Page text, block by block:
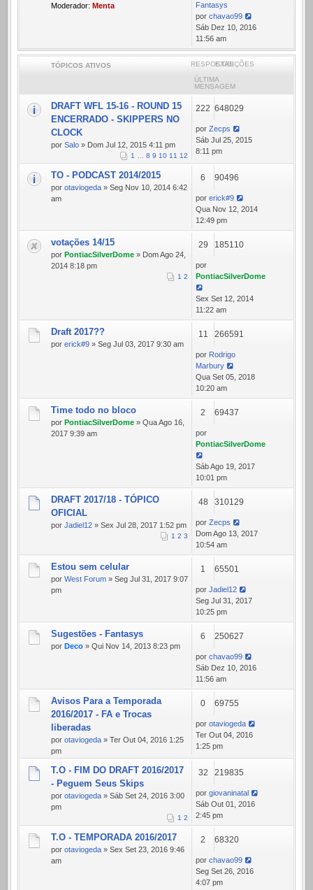
Moderador: Menta
Fantasys
por chavao99
Ver
última
mensagem
Sáb Dez 10, 2016
11:56 am
TÓPICOS ATIVOS RESPOSTASEXIBIÇÕES
ÚLTIMA
MENSAGEM
DRAFT WFL 15-16 - ROUND 15
ENCERRADO - SKIPPERS NO
CLOCK
por Salo » Dom Jul 12, 2015 4:11 pm
1 8 9 10 11 12
222 648029
por Zecps
Sáb Jul 25, 2015
8:11 pm
TO - PODCAST 2014/2015
por otaviogeda » Seg Nov 10, 2014 6:42
am
6 90496
por erick#9
Qua Nov 12, 2014
12:49 pm
votações 14/15
por PontiacSilverDome » Dom Ago 24,
2014 8:18 pm
1 2
29 185110
por
PontiacSilverDome
Sex Set 12, 2014
11:22 am
Draft 2017??
por erick#9 » Seg Jul 03, 2017 9:30 am
11 266591
por Rodrigo
Marbury
Qua Set 05, 2018
10:20 am
Time todo no bloco
por PontiacSilverDome » Qua Ago 16,
2017 9:39 am
2 69437
por
PontiacSilverDome
Sáb Ago 19, 2017
10:01 pm
DRAFT 2017/18 - TÓPICO
OFICIAL
por Jadiel12 » Sex Jul 28, 2017 1:52 pm
1 2 3
48 310129
por Zecps
Dom Ago 13, 2017
10:54 am
Estou sem celular
por West Forum » Seg Jul 31, 2017 9:07
pm
1 65501
por Jadiel12
Seg Jul 31, 2017
10:25 pm
Sugestões - Fantasys
por Deco » Qui Nov 14, 2013 8:23 pm
6 250627
por chavao99
Sáb Dez 10, 2016
11:56 am
Avisos Para a Temporada
2016/2017 - FA e Trocas
liberadas
por otaviogeda » Ter Out 04, 2016 1:25
pm
0 69755
por otaviogeda
Ter Out 04, 2016
1:25 pm
T.O - FIM DO DRAFT 2016/2017
- Peguem Seus Skips
por otaviogeda » Sáb Set 24, 2016 3:00
pm
1 2
32 219835
por giovaninatal
Sáb Out 01, 2016
2:45 pm
T.O - TEMPORADA 2016/2017
por otaviogeda » Sex Set 23, 2016 9:46
am
2 68320
por chavao99
Seg Set 26, 2016
4:07 pm